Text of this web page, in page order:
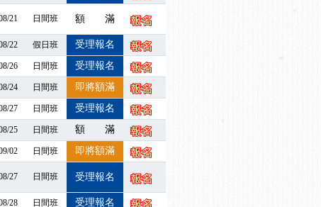
間將另行通知
間將另行通知
昕學院官網看看吧！
水作業主管」安全衛生教育訓練之結
21 日間班 額 滿
22 假日班 受理報名
26 日間班 受理報名
24 日間班 即將額滿
27 日間班 受理報名
25 日間班 額 滿
02 日間班 即將額滿
27 日間班 受理報名
28 日間班 受理報名